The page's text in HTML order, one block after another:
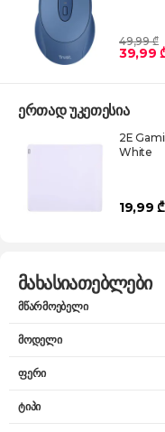
49,99 ₾
39,99
ერთად უკეთესია
2E
White
19,99 ₾
მახასიათებლები
მწარმოებელი
მოდელი
ფერი
ტიპი